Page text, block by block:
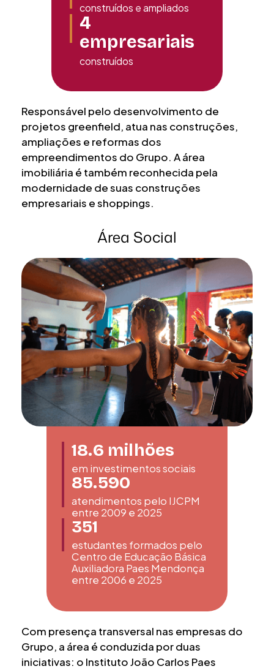
construídos e ampliados
4
empresariais
construídos
Responsável pelo desenvolvimento de
projetos greenfield, atua nas construções,
ampliações e reformas dos
empreendimentos do Grupo. A área
imobiliária é também reconhecida pela
modernidade de suas construções
empresariais e shoppings.
Área Social
18.6 milhões
em investimentos sociais
85.590
atendimentos pelo IJCPM
entre 2009 e 2025
351
estudantes formados pelo
Centro de Educação Básica
Auxiliadora Paes Mendonça
entre 2006 e 2025
Com presença transversal nas empresas do
Grupo, a área é conduzida por duas
iniciativas: o Instituto João Carlos Paes